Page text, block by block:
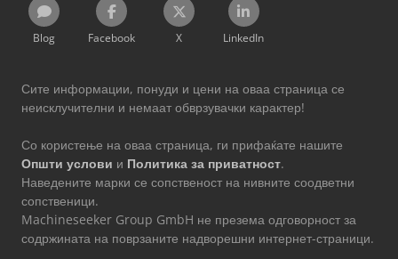
Blog Facebook X LinkedIn
Сите информации, понуди и цени на оваа страница се
неисклучителни и немаат обврзувачки карактер!
Со користење на оваа страница, ги прифаќате нашите
Општи услови и Политика за приватност.
Наведените марки се сопственост на нивните соодветни
сопственици.
Machineseeker Group GmbH не презема одговорност за
содржината на поврзаните надворешни интернет-страници.